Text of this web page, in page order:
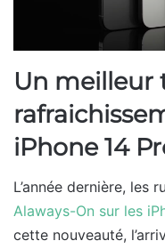
Un meilleur
iPhone 14
L’année dernière, les
Alaways-On sur les
cette nouveauté,